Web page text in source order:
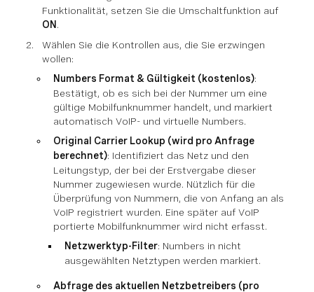
Funktionalität, setzen Sie die Umschaltfunktion auf
ON .
Wählen Sie die Kontrollen aus, die Sie erzwingen
wollen:
Numbers Format & Gültigkeit (kostenlos):
Bestätigt, ob es sich bei der Nummer um eine
gültige Mobilfunknummer handelt, und markiert
automatisch VoIP- und virtuelle Numbers.
Original Carrier Lookup (wird pro Anfrage
berechnet): Identifiziert das Netz und den
Leitungstyp, der bei der Erstvergabe dieser
Nummer zugewiesen wurde. Nützlich für die
Überprüfung von Nummern, die von Anfang an als
VoIP registriert wurden. Eine später auf VoIP
portierte Mobilfunknummer wird nicht erfasst.
Netzwerktyp-Filter: Numbers in nicht
ausgewählten Netztypen werden markiert.
Abfrage des aktuellen Netzbetreibers (pro